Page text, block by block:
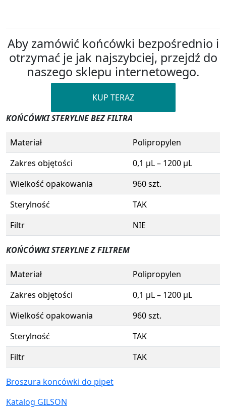
Aby zamówić końcówki bezpośrednio i
otrzymać je jak najszybciej, przejdź do
naszego sklepu internetowego.
KUP TERAZ
KOŃCÓWKI STERYLNE BEZ FILTRA
Materiał
Polipropylen
Zakres objętości
0,1 µL – 1200 µL
Wielkość opakowania
960 szt.
Sterylność
TAK
Filtr
NIE
KOŃCÓWKI STERYLNE Z FILTREM
Materiał
Polipropylen
Zakres objętości
0,1 µL – 1200 µL
Wielkość opakowania
960 szt.
Sterylność
TAK
Filtr
TAK
Broszura koncówki do pipet
Katalog GILSON